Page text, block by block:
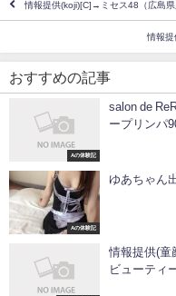
情報提供(koji)[C]→ミセス48（広島県
情報提
おすすめの記事
Aの体験記
salon de
ープリンパ
Aの体験記
ゆあちゃん
情報提供(童
ビューティ